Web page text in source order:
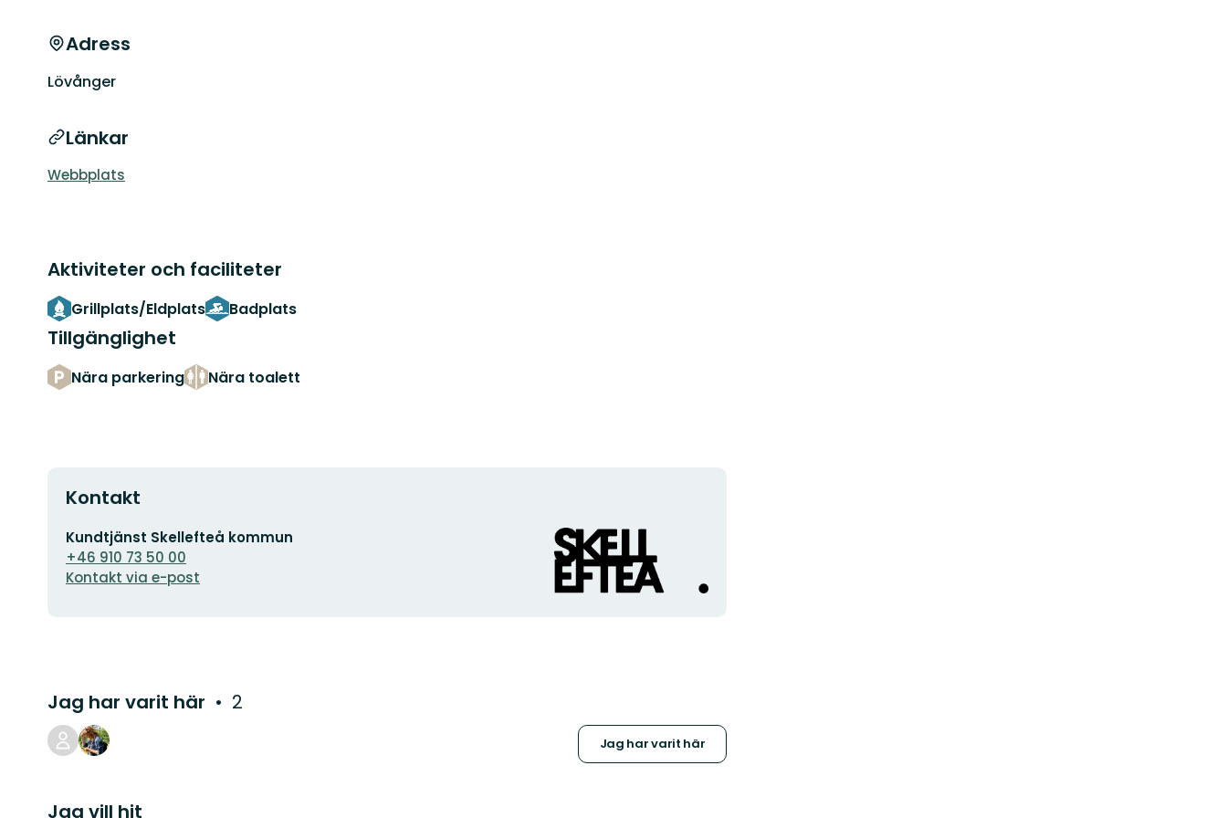
Adress
Lövånger
Länkar
Webbplats
Aktiviteter och faciliteter
Grillplats/Eldplats Badplats
Tillgänglighet
Nära parkering Nära toalett
Kontakt
E-
postadress
Kundtjänst Skellefteå kommun
+46 910 73 50 00
Kontakt via e-post
Organisationens
logotyp
Jag har varit här 2
Jag har varit här
Jag vill hit